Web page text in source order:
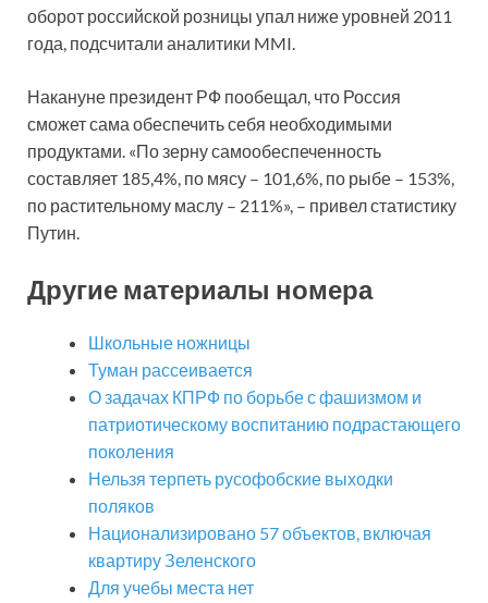
оборот российской розницы упал ниже уровней 2011
года, подсчитали аналитики MMI.
Накануне президент РФ пообещал, что Россия
сможет сама обеспечить себя необходимыми
продуктами. «По зерну самообеспеченность
составляет 185,4%, по мясу – 101,6%, по рыбе – 153%,
по растительному маслу – 211%», – привел статистику
Путин.
Другие материалы номера
Школьные ножницы
Туман рассеивается
О задачах КПРФ по борьбе с фашизмом и
патриотическому воспитанию подрастающего
поколения
Нельзя терпеть русофобские выходки
поляков
Национализировано 57 объектов, включая
квартиру Зеленского
Для учебы места нет